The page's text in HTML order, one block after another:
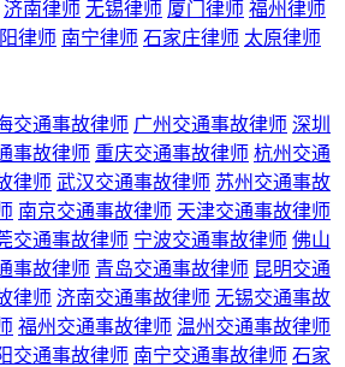
济南律师 无锡律师 厦门律师 福州律师
律师 南宁律师 石家庄律师 太原律师
交通事故律师 广州交通事故律师 深圳
事故律师 重庆交通事故律师 杭州交通
律师 武汉交通事故律师 苏州交通事故
南京交通事故律师 天津交通事故律师
交通事故律师 宁波交通事故律师 佛山
事故律师 青岛交通事故律师 昆明交通
律师 济南交通事故律师 无锡交通事故
福州交通事故律师 温州交通事故律师
交通事故律师 南宁交通事故律师 石家